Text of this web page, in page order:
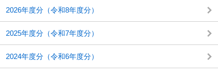
2026年度分（令和8年度分）
2025年度分（令和7年度分）
2024年度分（令和6年度分）